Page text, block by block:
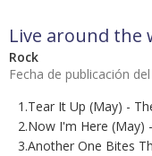
Live around the
Rock
Fecha de publicación
1.Tear It Up (May) -
2.Now I'm Here (May)
3.Another One Bites